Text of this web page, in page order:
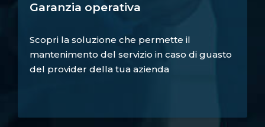
Garanzia operativa
Scopri la soluzione che permette il
mantenimento del servizio in caso di guasto
del provider della tua azienda